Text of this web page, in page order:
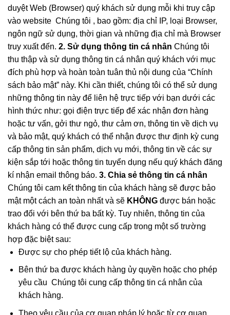
duyệt Web (Browser) quý khách sử dụng mỗi khi truy cập
vào website Chúng tôi , bao gồm: địa chỉ IP, loại Browser,
ngôn ngữ sử dụng, thời gian và những địa chỉ mà Browser
truy xuất đến. 2. Sử dụng thông tin cá nhân Chúng tôi
thu thập và sử dụng thông tin cá nhân quý khách với mục
đích phù hợp và hoàn toàn tuân thủ nội dung của “Chính
sách bảo mật” này. Khi cần thiết, chúng tôi có thể sử dụng
những thông tin này để liên hệ trực tiếp với bạn dưới các
hình thức như: gọi điện trực tiếp để xác nhận đơn hàng
hoặc tư vấn, gởi thư ngỏ, thư cảm ơn, thông tin về dịch vụ
và bảo mật, quý khách có thể nhận được thư định kỳ cung
cấp thông tin sản phẩm, dịch vụ mới, thông tin về các sự
kiện sắp tới hoặc thông tin tuyển dụng nếu quý khách đăng
kí nhận email thông báo. 3. Chia sẻ thông tin cá nhân
Chúng tôi cam kết thông tin của khách hàng sẽ được bảo
mật một cách an toàn nhất và sẽ KHÔNG được bán hoặc
trao đổi với bên thứ ba bất kỳ. Tuy nhiên, thông tin của
khách hàng có thể được cung cấp trong một số trường
hợp đặc biệt sau:
Được sự cho phép tiết lộ của khách hàng.
Bên thứ ba được khách hàng ủy quyền hoặc cho phép
yêu cầu Chúng tôi cung cấp thông tin cá nhân của
khách hàng.
Theo yêu cầu của cơ quan pháp lý hoặc từ cơ quan